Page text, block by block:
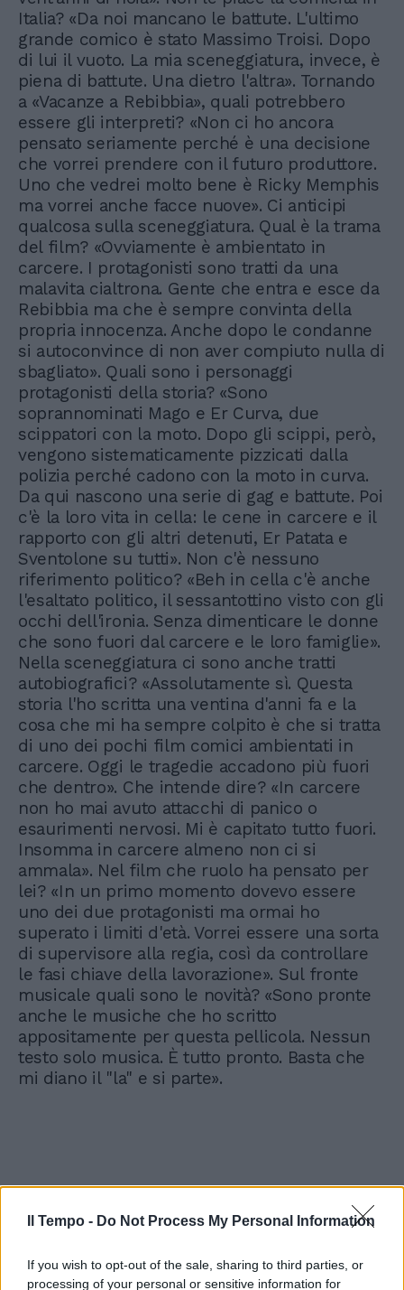
Il Tempo - Do Not Process My Personal Information
If you wish to opt-out of the sale, sharing to third parties, or
processing of your personal or sensitive information for
Italia? «Da noi mancano le battute. L'ultimo
grande comico è stato Massimo Troisi. Dopo
di lui il vuoto. La mia sceneggiatura, invece, è
piena di battute. Una dietro l'altra». Tornando
a «Vacanze a Rebibbia», quali potrebbero
essere gli interpreti? «Non ci ho ancora
pensato seriamente perché è una decisione
che vorrei prendere con il futuro produttore.
Uno che vedrei molto bene è Ricky Memphis
ma vorrei anche facce nuove». Ci anticipi
qualcosa sulla sceneggiatura. Qual è la trama
del film? «Ovviamente è ambientato in
carcere. I protagonisti sono tratti da una
malavita cialtrona. Gente che entra e esce da
Rebibbia ma che è sempre convinta della
propria innocenza. Anche dopo le condanne
si autoconvince di non aver compiuto nulla di
sbagliato». Quali sono i personaggi
protagonisti della storia? «Sono
soprannominati Mago e Er Curva, due
scippatori con la moto. Dopo gli scippi, però,
vengono sistematicamente pizzicati dalla
polizia perché cadono con la moto in curva.
Da qui nascono una serie di gag e battute. Poi
c'è la loro vita in cella: le cene in carcere e il
rapporto con gli altri detenuti, Er Patata e
Sventolone su tutti». Non c'è nessuno
riferimento politico? «Beh in cella c'è anche
l'esaltato politico, il sessantottino visto con gli
occhi dell'ironia. Senza dimenticare le donne
che sono fuori dal carcere e le loro famiglie».
Nella sceneggiatura ci sono anche tratti
autobiografici? «Assolutamente sì. Questa
storia l'ho scritta una ventina d'anni fa e la
cosa che mi ha sempre colpito è che si tratta
di uno dei pochi film comici ambientati in
carcere. Oggi le tragedie accadono più fuori
che dentro». Che intende dire? «In carcere
non ho mai avuto attacchi di panico o
esaurimenti nervosi. Mi è capitato tutto fuori.
Insomma in carcere almeno non ci si
ammala». Nel film che ruolo ha pensato per
lei? «In un primo momento dovevo essere
uno dei due protagonisti ma ormai ho
superato i limiti d'età. Vorrei essere una sorta
di supervisore alla regia, così da controllare
le fasi chiave della lavorazione». Sul fronte
musicale quali sono le novità? «Sono pronte
anche le musiche che ho scritto
appositamente per questa pellicola. Nessun
testo solo musica. È tutto pronto. Basta che
mi diano il "la" e si parte».